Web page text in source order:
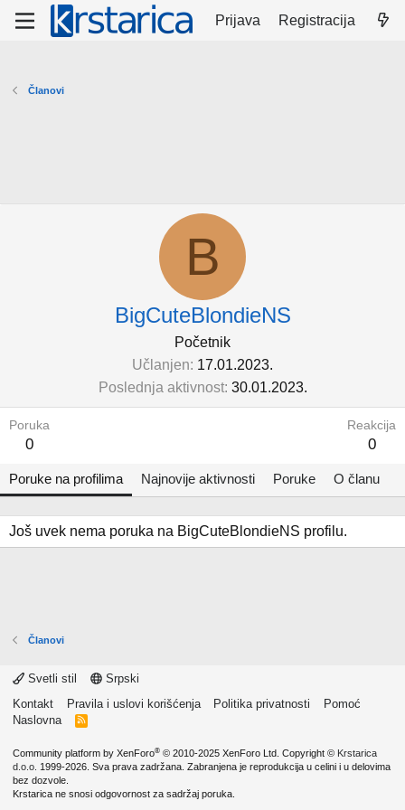
Prijava Registracija
Članovi
B
BigCuteBlondieNS
Početnik
Učlanjen 17.01.2023.
Poslednja aktivnost 30.01.2023.
Poruka
0
Reakcija
0
Poruke na profilima Najnovije aktivnosti Poruke O članu
Još uvek nema poruka na BigCuteBlondieNS profilu.
Članovi
Svetli stil
Srpski
Kontakt
Pravila i uslovi korišćenja Politika privatnosti
Pomoć
Naslovna
R
Community platform by XenForo® © 2010-2025 XenForo Ltd. Copyright © Krstarica
d.o.o. 1999-2026. Sva prava zadržana. Zabranjena je reprodukcija u celini i u delovima
bez dozvole.
Krstarica ne snosi odgovornost za sadržaj poruka.